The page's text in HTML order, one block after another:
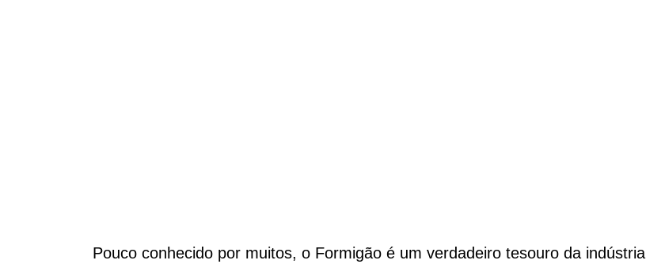
Pouco conhecido por muitos, o Formigão é um verdadeiro tesouro da indústria